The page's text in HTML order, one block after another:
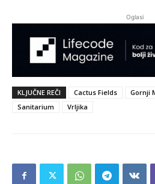
Oglasi
KLJUČNE REČI Cactus Fields Gornji
Sanitarium
Vrljika